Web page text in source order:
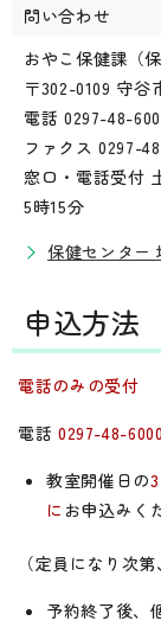
問い合わせ
おやこ保健課（
〒302-0109 守谷
電話 0297-48-
ファクス 0297-
窓口・電話受付
5時15分
保健センター
申込方法
電話のみの受付
電話 0297-48-
教室開催日の
に お申込みく
（定員になり次
予約終了後、